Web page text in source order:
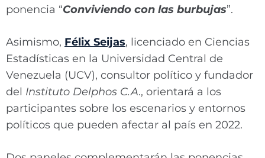
ponencia “Conviviendo con las burbujas”.
Asimismo, Félix Seijas, licenciado en Ciencias
Estadísticas en la Universidad Central de
Venezuela (UCV), consultor político y fundador
del Instituto Delphos C.A., orientará a los
participantes sobre los escenarios y entornos
políticos que pueden afectar al país en 2022.